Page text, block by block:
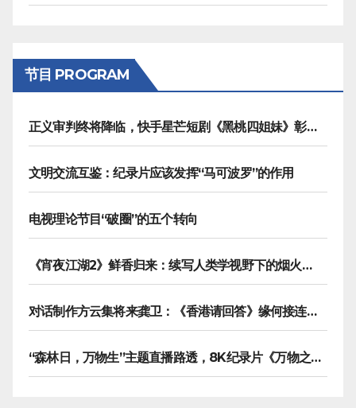
节目 PROGRAM
正义审判终将降临，快手星芒短剧《黑桃四姐妹》彰显治愈内核
文明交流互鉴：纪录片应该发挥“马可波罗”的作用
电视理论节目“破圈”的五个转向
《宵夜江湖2》鲜香归来：续写人类学视野下的烟火漫游记
对话制作方云集将来龚卫：《香港请回答》缘何接连获国际传播大奖
“森林日，万物生”主题直播路透，8K纪录片《万物之生》今晚播出